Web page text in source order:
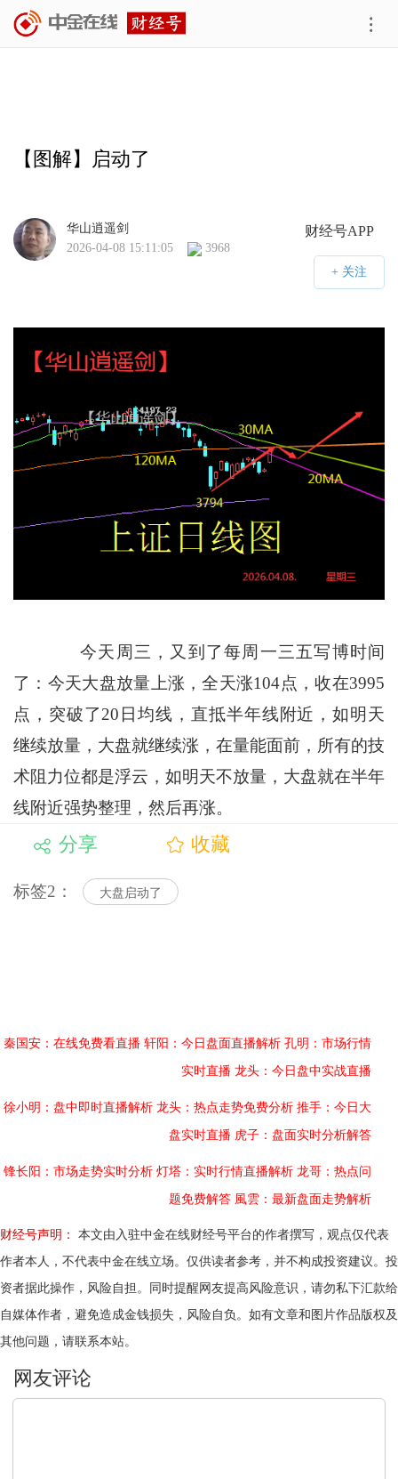
【图解】启动了
财经号APP
华山逍遥剑
2026-04-08 15:11:05
3968
今天周三，又到了每周一三五写博时间
了：今天大盘放量上涨，全天涨104点，收在3995
点，突破了20日均线，直抵半年线附近，如明天
继续放量，大盘就继续涨，在量能面前，所有的技
术阻力位都是浮云，如明天不放量，大盘就在半年
线附近强势整理，然后再涨。
分享 收藏
标签2： 大盘启动了
秦国安：在线免费看直播 轩阳：今日盘面直播解析 孔明：市场行情
实时直播 龙头：今日盘中实战直播
徐小明：盘中即时直播解析 龙头：热点走势免费分析 推手：今日大
盘实时直播 虎子：盘面实时分析解答
锋长阳：市场走势实时分析 灯塔：实时行情直播解析 龙哥：热点问
题免费解答 風雲：最新盘面走势解析
财经号声明：
本文由入驻中金在线财经号平台的作者撰写，观点仅代表
作者本人，不代表中金在线立场。仅供读者参考，并不构成投资建议。投
资者据此操作，风险自担。同时提醒网友提高风险意识，请勿私下汇款给
自媒体作者，避免造成金钱损失，风险自负。如有文章和图片作品版权及
其他问题，请联系本站。